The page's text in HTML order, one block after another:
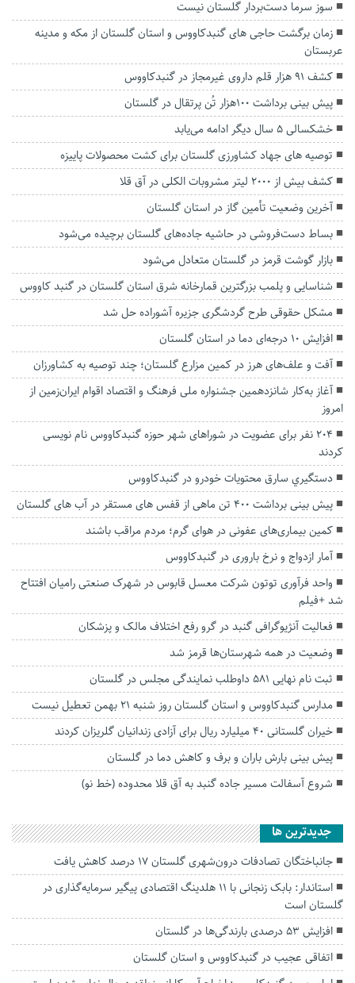
سوز سرما دست‌بردار گلستان نیست
زمان برگشت حاجی های گنبدکاووس و استان گلستان از مکه و مدینه
عربستان
کشف ۹۱ هزار قلم داروی غیرمجاز در گنبدکاووس
پیش بینی برداشت ۱۰۰هزار تُن پرتقال در گلستان
خشکسالی ۵ سال دیگر ادامه می‌یابد
توصیه های جهاد کشاورزی گلستان برای کشت محصولات پاییزه
کشف بیش از ۲۰۰۰ لیتر مشروبات الکلی در آق قلا
آخرین وضعیت تأمین گاز در استان گلستان
بساط دست‌فروشی در حاشیه جاده‌های گلستان برچیده می‌شود
بازار گوشت قرمز در گلستان متعادل می‌شود
شناسایی و پلمب بزرگترین قمارخانه شرق استان گلستان در گنبد کاووس
مشکل حقوقی طرح گردشگری جزیره آشوراده حل شد
افزایش ۱۰ درجه‌ای دما در استان گلستان
آفت و علف‌های هرز در کمین مزارع گلستان؛ چند توصیه به کشاورزان
آغاز به‌کار شانزدهمین جشنواره ملی فرهنگ و اقتصاد اقوام ایران‌زمین از
امروز
۲۰۴ نفر برای عضویت در شوراهای شهر حوزه گنبدکاووس نام نویسی
کردند
دستگيري سارق محتويات خودرو در گنبدكاووس
پیش بینی برداشت ۴۰۰ تن ماهی از قفس های مستقر در آب های گلستان
کمین بیماری‌های عفونی در هوای گرم؛ مردم مراقب باشند
آمار ازدواج و نرخ باروری در گنبدکاووس
واحد فرآوری توتون شرکت معسل قابوس در شهرک صنعتی رامیان افتتاح
شد +فیلم
فعالیت آنژیوگرافی گنبد در گرو رفع اختلاف مالک و پزشکان
وضعیت در همه شهرستان‌ها قرمز شد
ثبت نام نهایی ۵۸۱ داوطلب نمایندگی مجلس در گلستان
مدارس گنبدکاووس و استان گلستان روز شنبه ۲۱ بهمن تعطیل نیست
خیران گلستانی ۴۰ میلیارد ریال برای آزادی زندانیان گلریزان کردند
پیش بینی بارش باران و برف و کاهش دما در گلستان
شروع آسفالت مسیر جاده گنبد به آق قلا محدوده (خط نو)
جديدترين ها
جانباختگان تصادفات درون‌شهری گلستان ۱۷ درصد کاهش یافت
استاندار: بابک زنجانی با ۱۱ هلدینگ اقتصادی پیگیر سرمایه‌گذاری در
گلستان است
افزایش ۵۳ درصدی بارندگی‌ها در گلستان
اتفاقی عجیب در‌ گنبدکاووس و استان گلستان